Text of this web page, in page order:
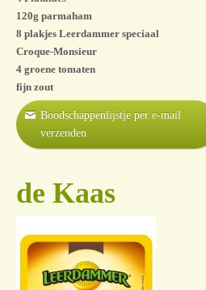
120g parmaham
8 plakjes Leerdammer speciaal
Croque-Monsieur
4 groene tomaten
fijn zout
Boodschappenlijstje per e-mail
verzenden
de Kaas